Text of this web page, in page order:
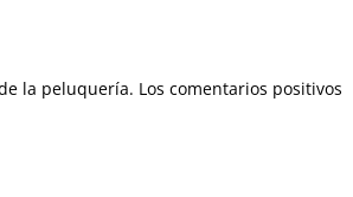
la peluquería. Los comentarios positivos